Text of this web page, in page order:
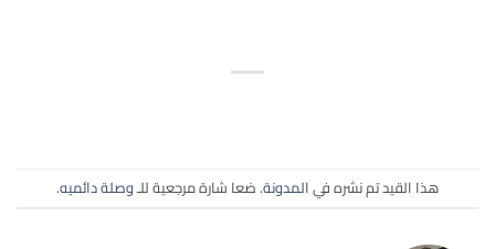
هذا القيد تم نشره فيالمدونة. ضعا شارة مرجعية للـوصلة دائميه.